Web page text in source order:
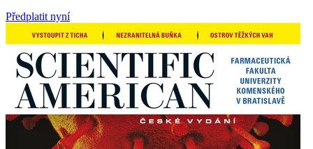
Předplatit nyní